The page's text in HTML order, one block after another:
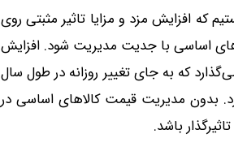
که افزایش مزد و مزایا تاثیر مثبتی روی
اساسی با جدیت مدیریت شود. افزایش
که به جای تغییر روزانه در طول سال
بدون مدیریت قیمت کالاهای اساسی در
باشد.